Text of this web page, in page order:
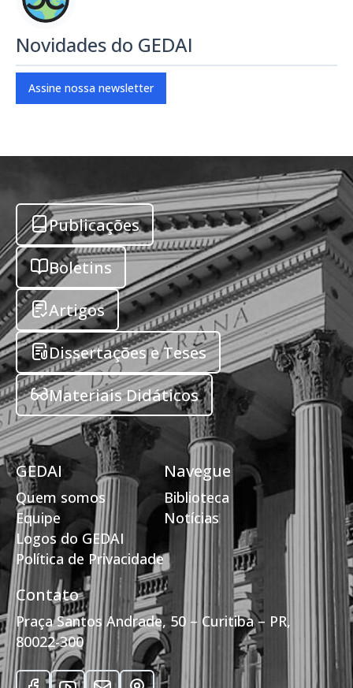
Novidades do GEDAI
Assine nossa newsletter
Publicações
Boletins
Artigos
Dissertações e Teses
Materiais Didáticos
GEDAI
Quem somos
Equipe
Logos do GEDAI
Política de Privacidade
Navegue
Biblioteca
Notícias
Contato
Praça Santos Andrade, 50 – Curitiba – PR,
80022-300